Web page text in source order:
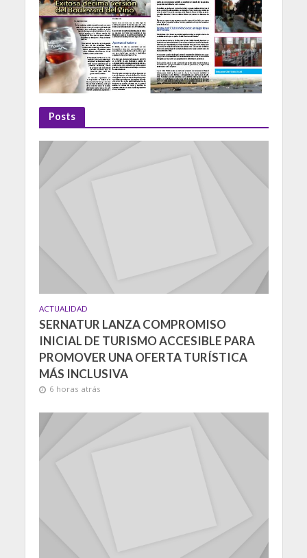
Posts
ACTUALIDAD
SERNATUR LANZA COMPROMISO
INICIAL DE TURISMO ACCESIBLE PARA
PROMOVER UNA OFERTA TURÍSTICA
MÁS INCLUSIVA
6 horas atrás